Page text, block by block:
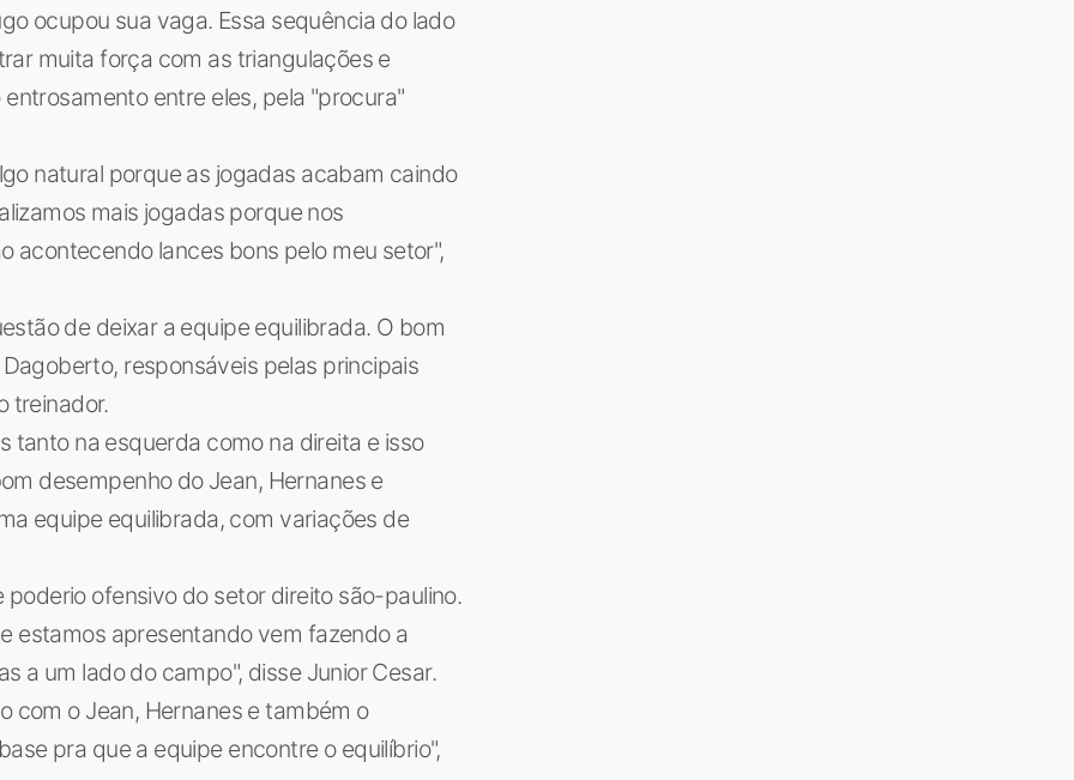
ocupou sua vaga. Essa sequência do lado
muita força com as triangulações e
entre eles, pela "procura"
natural porque as jogadas acabam caindo
mais jogadas porque nos
acontecendo lances bons pelo meu setor",
de deixar a equipe equilibrada. O bom
responsáveis pelas principais
treinador.
tanto na esquerda como na direita e isso
desempenho do Jean, Hernanes e
equipe equilibrada, com variações de
ofensivo do setor direito são-paulino.
estamos apresentando vem fazendo a
a um lado do campo", disse Junior Cesar.
com o Jean, Hernanes e também o
pra que a equipe encontre o equilíbrio",